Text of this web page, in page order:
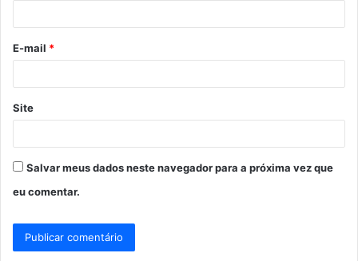
*
E-mail *
Site
Salvar meus dados neste navegador para a próxima vez que
eu comentar.